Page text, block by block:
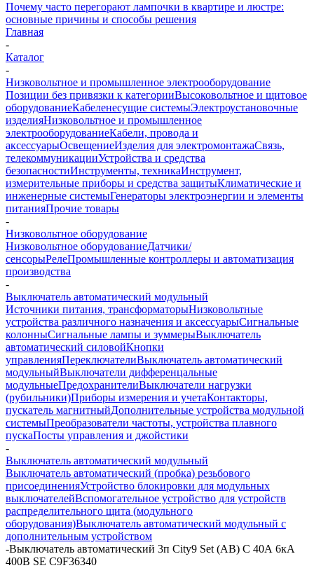
Почему часто перегорают лампочки в квартире и люстре:
основные причины и способы решения
Главная
-
Каталог
-
Низковольтное и промышленное электрооборудование
Позиции без привязки к категорииВысоковольтное и щитовое
оборудованиеКабеленесущие системыЭлектроустановочные
изделияНизковольтное и промышленное
электрооборудованиеКабели, провода и
аксессуарыОсвещениеИзделия для электромонтажаСвязь,
телекоммуникацииУстройства и средства
безопасностиИнструменты, техникаИнструмент,
измерительные приборы и средства защитыКлиматические и
инженерные системыГенераторы электроэнергии и элементы
питанияПрочие товары
-
Низковольтное оборудование
Низковольтное оборудованиеДатчики/
сенсорыРелеПромышленные контроллеры и автоматизация
производства
-
Выключатель автоматический модульный
Источники питания, трансформаторыНизковольтные
устройства различного назначения и аксессуарыСигнальные
колонныСигнальные лампы и зуммерыВыключатель
автоматический силовойКнопки
управленияПереключателиВыключатель автоматический
модульныйВыключатели дифференцальные
модульныеПредохранителиВыключатели нагрузки
(рубильники)Приборы измерения и учетаКонтакторы,
пускатель магнитныйДополнительные устройства модульной
системыПреобразователи частоты, устройства плавного
пускаПосты управления и джойстики
-
Выключатель автоматический модульный
Выключатель автоматический (пробка) резьбового
присоединенияУстройство блокировки для модульных
выключателейВспомогательное устройство для устройств
распределительного щита (модульного
оборудования)Выключатель автоматический модульный с
дополнительным устройством
-Выключатель автоматический 3п City9 Set (АВ) С 40А 6кА
400В SE C9F36340